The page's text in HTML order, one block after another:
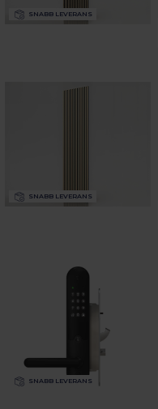
SNABB LEVERANS
SNABB LEVERANS
SNABB LEVERANS